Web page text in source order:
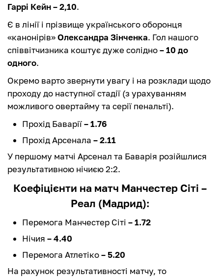
Гаррі Кейн – 2,10.
Є в лінії і прізвище українського оборонця
«канонірів»Олександра Зінченка. Гол нашого
співвітчизника коштує дуже солідно– 10 до
одного.
Окремо варто звернути увагу і на розклади щодо
проходу до наступної стадії (з урахуванням
можливого овертайму та серії пенальті).
Прохід Баварії– 1.76
Прохід Арсенала – 2.11
У першому матчі Арсенал та Баварія розійшлися
результативною нічиєю 2:2.
Коефіцієнти на матч Манчестер Сіті –
Реал (Мадрид):
Перемога Манчестер Сіті – 1.72
Нічия – 4.40
Перемога Атлетіко– 5.20
На рахунок результативності матчу, то